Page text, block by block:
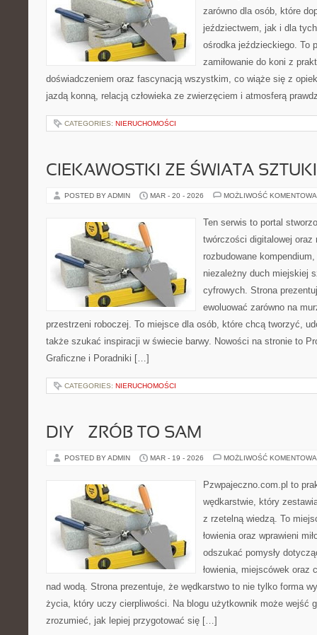
zarówno dla osób, które
jeździectwem, jak i dla
ośrodka jeździeckiego. To
zamiłowanie do koni z
doświadczeniem oraz fascynacją wszystkim, co wiąże się z
jazdą konną, relacją człowieka ze zwierzęciem i atmosferą
CATEGORIES: NIERUCHOMOŚCI
CIEKAWOSTKI ZE ŚWIATA
POSTED BY ADMIN MAR - 20 - 2026 MOŻLIWOŚĆ
Ten serwis to portal
twórczości digitalowej oraz
rozbudowane
niezależny duch miejskiej
cyfrowych. Strona
ewoluować zarówno na
przestrzeni roboczej. To miejsce dla osób, które chcą tworzyć,
także szukać inspiracji w świecie barwy. Nowości na stronie to
Graficzne i Poradniki […]
CATEGORIES: NIERUCHOMOŚCI
DIY – ZRÓB TO SAM
POSTED BY ADMIN MAR - 19 - 2026 MOŻLIWOŚĆ
Pzwpajeczno.com.pl to
wędkarstwie, który
z rzetelną wiedzą. To
łowienia oraz wprawieni
odszukać pomysły
łowienia, miejscówek oraz
nad wodą. Strona prezentuje, że wędkarstwo to nie tylko forma
życia, który uczy cierpliwości. Na blogu użytkownik może wejść
zrozumieć, jak lepiej przygotować się […]